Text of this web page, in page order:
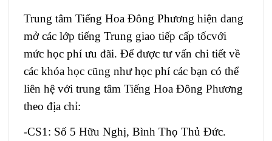
Trung tâm Tiếng Hoa Đông Phương hiện đang
mở các lớp tiếng Trung giao tiếp cấp tốcvới
mức học phí ưu đãi. Để được tư vấn chi tiết về
các khóa học cũng như học phí các bạn có thể
liên hệ với trung tâm Tiếng Hoa Đông Phương
theo địa chỉ:
-CS1: Số 5 Hữu Nghị, Bình Thọ Thủ Đức.